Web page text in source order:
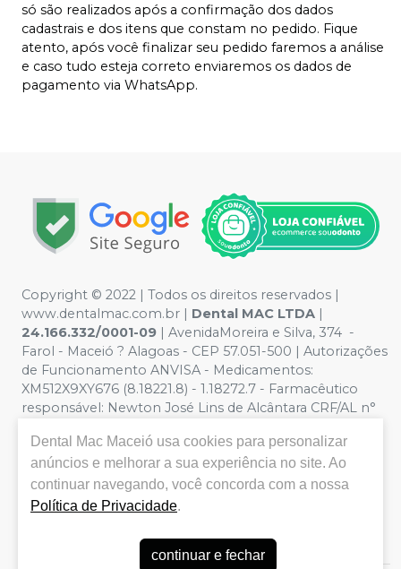
só são realizados após a confirmação dos dados
cadastrais e dos itens que constam no pedido. Fique
atento, após você finalizar seu pedido faremos a análise
e caso tudo esteja correto enviaremos os dados de
pagamento via WhatsApp.
Copyright © 2022 | Todos os direitos reservados |
www.dentalmac.com.br | Dental MAC LTDA |
24.166.332/0001-09 | AvenidaMoreira e Silva, 374 -
Farol - Maceió ? Alagoas - CEP 57.051-500 | Autorizações
de Funcionamento ANVISA - Medicamentos:
XM512X9XY676 (8.18221.8) - 1.18272.7 - Farmacêutico
responsável: Newton José Lins de Alcântara CRF/AL n°
meramente ilustrativas - Os preços e condições da loja
virtual estão sujeitos a alterações. Em caso de
divergência de preços no site, o valor válido é o do
Carrinho de Compra. Não vendemos por atacado por
de grandes volumes pelo site.
Dental Mac Maceió usa cookies para personalizar
anúncios e melhorar a sua experiência no site. Ao
continuar navegando, você concorda com a nossa
Política de Privacidade.
continuar e fechar